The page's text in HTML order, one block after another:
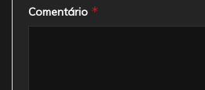
Comentário *